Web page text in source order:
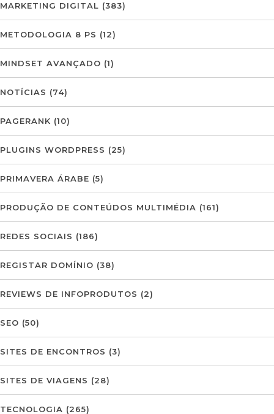
MARKETING DIGITAL (383)
METODOLOGIA 8 PS (12)
MINDSET AVANÇADO (1)
NOTÍCIAS (74)
PAGERANK (10)
PLUGINS WORDPRESS (25)
PRIMAVERA ÁRABE (5)
PRODUÇÃO DE CONTEÚDOS MULTIMÉDIA (161)
REDES SOCIAIS (186)
REGISTAR DOMÍNIO (38)
REVIEWS DE INFOPRODUTOS (2)
SEO (50)
SITES DE ENCONTROS (3)
SITES DE VIAGENS (28)
TECNOLOGIA (265)